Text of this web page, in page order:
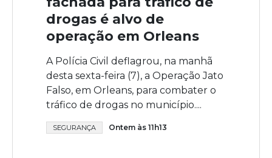
drogas é alvo de
operação em Orleans
A Polícia Civil deflagrou, na manhã
desta sexta-feira (7), a Operação Jato
Falso, em Orleans, para combater o
tráfico de drogas no município....
SEGURANÇA Ontem às 11h13